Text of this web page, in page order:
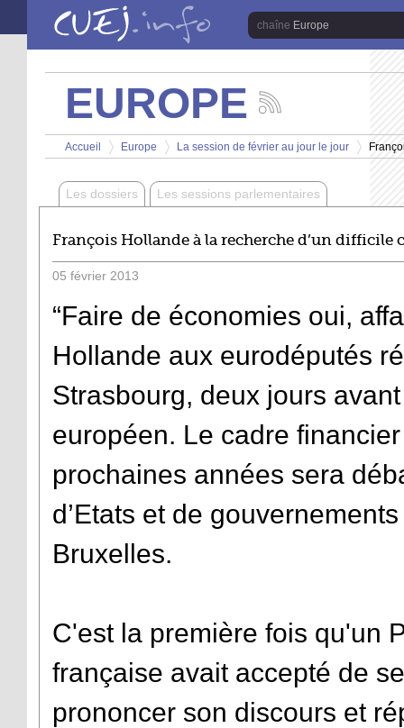
Aller au contenu principal
Europe
EUROPE
les
actualités
de
chaîne
Europe
Vous êtes ici
Accueil
>
Europe
>
La session de février au jour le jour
>
Les dossiers Les sessions parlementaires
François Hollande à la recherche d’un difficile
05 février 2013
“Faire de économies oui,
Hollande aux eurodéputés
Strasbourg, deux jours
européen. Le cadre
prochaines années sera
d’Etats et de
Bruxelles.
C'est la première fois qu'un
française avait accepté de
prononcer son discours et